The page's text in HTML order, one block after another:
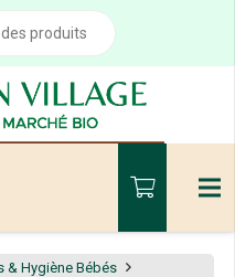
& Hygiène Bébés